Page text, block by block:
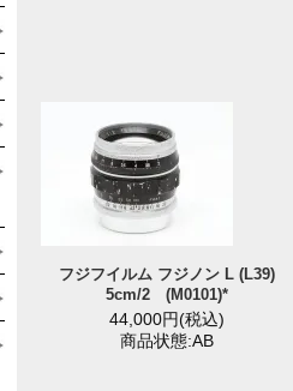
フジフイルム フジノン L (L39)
5cm/2 (M0101)*
44,000円(税込)
商品状態:AB